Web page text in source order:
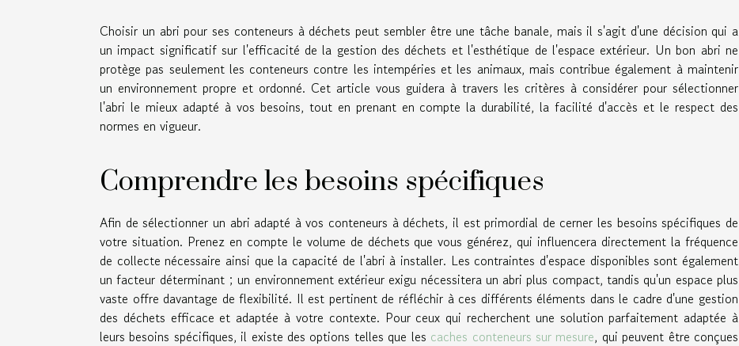
Choisir un abri pour ses conteneurs à déchets peut sembler être une tâche banale, mais il s'agit d'une décision qui a
un impact significatif sur l'efficacité de la gestion des déchets et l'esthétique de l'espace extérieur. Un bon abri ne
protège pas seulement les conteneurs contre les intempéries et les animaux, mais contribue également à maintenir
un environnement propre et ordonné. Cet article vous guidera à travers les critères à considérer pour sélectionner
l'abri le mieux adapté à vos besoins, tout en prenant en compte la durabilité, la facilité d'accès et le respect des
normes en vigueur.
Comprendre les besoins spécifiques
Afin de sélectionner un abri adapté à vos conteneurs à déchets, il est primordial de cerner les besoins spécifiques de
votre situation. Prenez en compte le volume de déchets que vous générez, qui influencera directement la fréquence
de collecte nécessaire ainsi que la capacité de l'abri à installer. Les contraintes d'espace disponibles sont également
un facteur déterminant ; un environnement extérieur exigu nécessitera un abri plus compact, tandis qu'un espace plus
vaste offre davantage de flexibilité. Il est pertinent de réfléchir à ces différents éléments dans le cadre d'une gestion
des déchets efficace et adaptée à votre contexte. Pour ceux qui recherchent une solution parfaitement adaptée à
leurs besoins spécifiques, il existe des options telles que les caches conteneurs sur mesure, qui peuvent être conçues